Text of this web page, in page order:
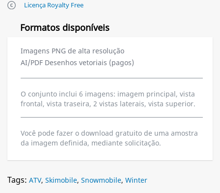
Licença Royalty Free
Formatos disponíveis
Imagens PNG de alta resolução
AI/PDF Desenhos vetoriais (pagos)
O conjunto inclui 6 imagens: imagem principal, vista
frontal, vista traseira, 2 vistas laterais, vista superior.
Você pode fazer o download gratuito de uma amostra
da imagem definida, mediante solicitação.
Tags: ATV, Skimobile, Snowmobile, Winter